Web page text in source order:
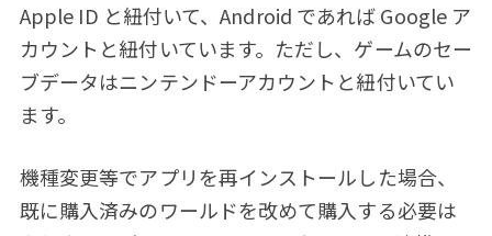
Apple ID と紐付いて、Android であれば Google ア
カウントと紐付いています。ただし、ゲームのセー
ブデータはニンテンドーアカウントと紐付いてい
ます。
機種変更等でアプリを再インストールした場合、
既に購入済みのワールドを改めて購入する必要は